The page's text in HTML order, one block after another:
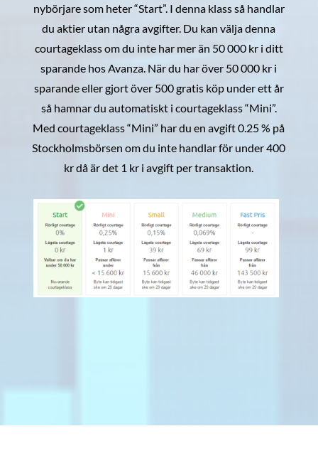
nybörjare som heter “Start”. I denna klass så handlar
du aktier utan några avgifter. Du kan välja denna
courtageklass om du inte har mer än 50 000 kr i ditt
sparande hos Avanza. När du har över 50 000 kr i
sparande eller gjort över 500 gratis köp under ett år
så hamnar du automatiskt i courtageklass “Mini”.
Med courtageklass “Mini” har du en avgift 0.25 % på
Stockholmsbörsen om du inte handlar för under 400
kr då är det 1 kr i avgift per transaktion.